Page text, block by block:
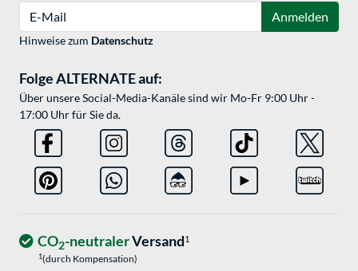
Anmelden
Hinweise zum Datenschutz
Folge ALTERNATE auf:
Über unsere Social-Media-Kanäle sind wir Mo-Fr 9:00 Uhr -
17:00 Uhr für Sie da.
CO2-neutralerVersand1
1(durch Kompensation)